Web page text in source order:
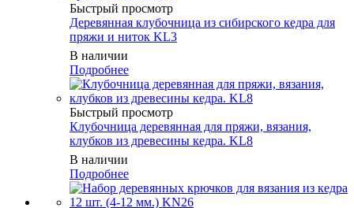
Быстрый просмотр
Деревянная клубочница из сибирского кедра для
пряжи и ниток KL3
В наличии
Подробнее
Быстрый просмотр
Клубочница деревянная для пряжи, вязания,
клубков из древесины кедра. KL8
В наличии
Подробнее